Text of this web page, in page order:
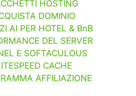
HOSTING
DOMINIO
AI PER HOTEL & BnB
DEL SERVER
E SOFTACULOUS
CACHE
AFFILIAZIONE